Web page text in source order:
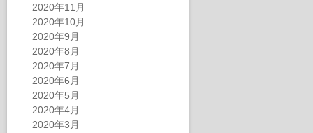
2020年11月
2020年10月
2020年9月
2020年8月
2020年7月
2020年6月
2020年5月
2020年4月
2020年3月